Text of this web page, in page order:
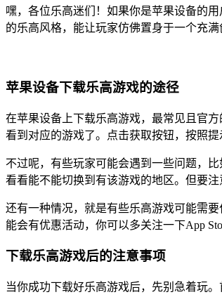
嘿，各位乐高迷们！如果你是苹果设备的
的乐高风格，能让玩家仿佛置身于一个充满
苹果设备下载乐高游戏的途径
在苹果设备上下载乐高游戏，最常见且官
看到对应的游戏了。点击获取按钮，按照
不过呢，有些玩家可能会遇到一些问题，
看看能不能切换到有该游戏的地区。但要
还有一种情况，就是有些乐高游戏可能需
能会有优惠活动，你可以多关注一下App
下载乐高游戏后的注意事项
当你成功下载好乐高游戏后，先别急着玩